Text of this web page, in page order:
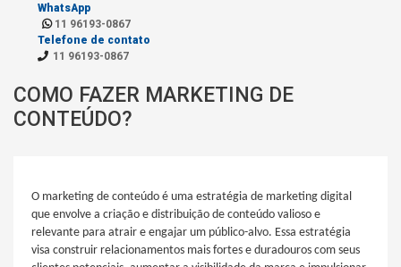
WhatsApp
11 96193-0867
Telefone de contato
11 96193-0867
COMO FAZER MARKETING DE
CONTEÚDO?
O marketing de conteúdo é uma estratégia de marketing digital
que envolve a criação e distribuição de conteúdo valioso e
relevante para atrair e engajar um público-alvo. Essa estratégia
visa construir relacionamentos mais fortes e duradouros com seus